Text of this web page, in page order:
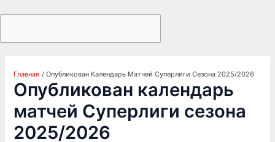
Главная Опубликован Календарь Матчей Суперлиги Сезона 2025/2026
Опубликован календарь
матчей Суперлиги сезона
2025/2026